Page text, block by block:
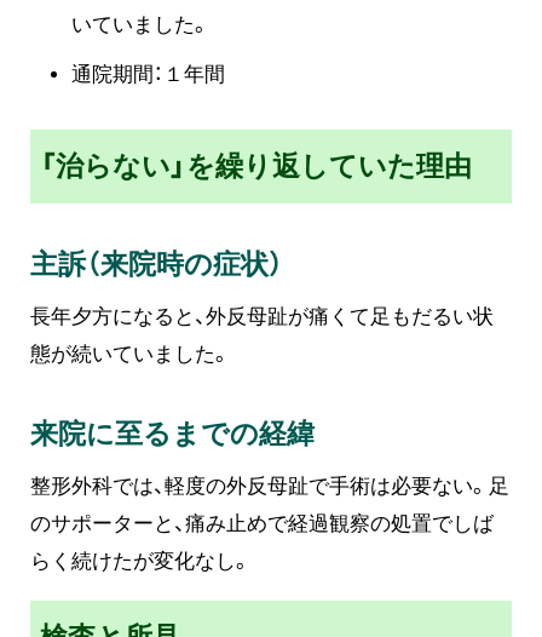
いていました。
通院期間：１年間
「治らない」を繰り返していた理由
主訴（来院時の症状）
長年夕方になると、外反母趾が痛くて足もだるい状
態が続いていました。
来院に至るまでの経緯
整形外科では、軽度の外反母趾で手術は必要ない。足
のサポーターと、痛み止めで経過観察の処置でしば
らく続けたが変化なし。